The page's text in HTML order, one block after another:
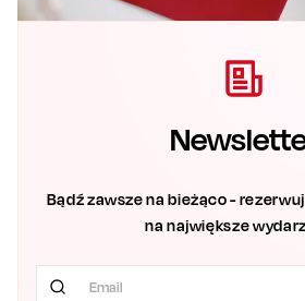
Bądź zawsze na bieżąco -
na największe